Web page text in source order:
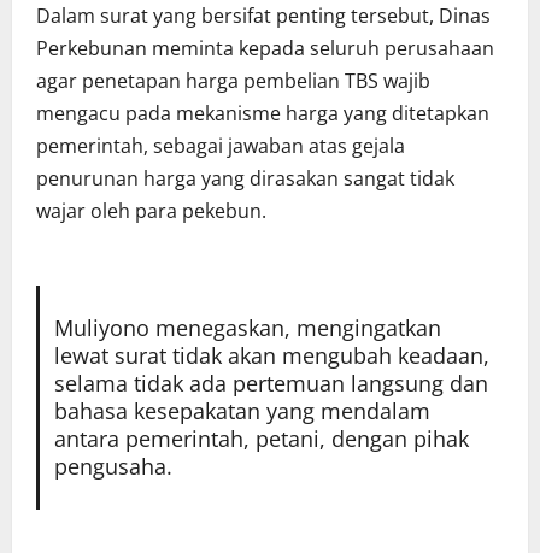
Dalam surat yang bersifat penting tersebut, Dinas
Perkebunan meminta kepada seluruh perusahaan
agar penetapan harga pembelian TBS wajib
mengacu pada mekanisme harga yang ditetapkan
pemerintah, sebagai jawaban atas gejala
penurunan harga yang dirasakan sangat tidak
wajar oleh para pekebun.
Muliyono menegaskan, mengingatkan
lewat surat tidak akan mengubah keadaan,
selama tidak ada pertemuan langsung dan
bahasa kesepakatan yang mendalam
antara pemerintah, petani, dengan pihak
pengusaha.